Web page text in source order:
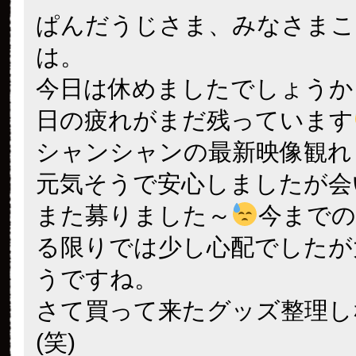
ぱんだうじさま、みなさま
は。
今日は休めましたでしょうか
日の疲れがまだ残っています
シャンシャンの最新映像観
元気そうで安心しましたが
また募りました～
今まで
る限りでは少し心配でした
うですね。
さて買って来たグッズ整理
(笑)